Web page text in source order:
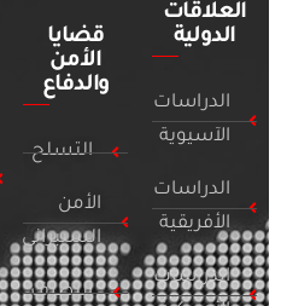
العلاقات
الدولية
الدراسات
الآسيوية
الدراسات
الأفريقية
الدراسات
قضايا
الأمن
والدفاع
التسلح
الأمن
السيبراني
التطرف